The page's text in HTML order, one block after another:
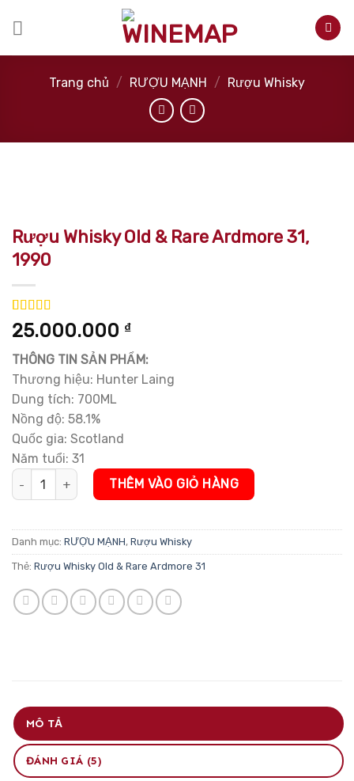
Trang chủ / RƯỢU MẠNH / Rượu Whisky
Rượu Whisky Old & Rare Ardmore 31,
1990
5.00 trên 5
dựa trên
5
đánh giá
25.000.000 ₫
THÔNG TIN SẢN PHẨM:
Thương hiệu: Hunter Laing
Dung tích: 700ML
Nồng độ: 58.1%
Quốc gia: Scotland
Năm tuổi: 31
Rượu Whisky Old & Rare Ardmore 31, 1990 số lượng
THÊM VÀO GIỎ HÀNG
Danh mục: RƯỢU MẠNH, Rượu Whisky
Thẻ: Rượu Whisky Old & Rare Ardmore 31
MÔ TẢ
ĐÁNH GIÁ (5)